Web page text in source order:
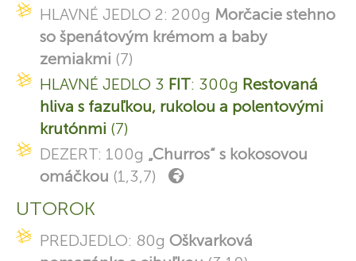
HLAVNÉ JEDLO 2: 200g Morčacie stehno
so špenátovým krémom a baby
zemiakmi (7)
HLAVNÉ JEDLO 3 FIT: 300g Restovaná
hliva s fazuľkou, rukolou a polentovými
krutónmi (7)
DEZERT: 100g „Churros“ s kokosovou
omáčkou (1,3,7)
UTOROK
PREDJEDLO: 80g Oškvarková